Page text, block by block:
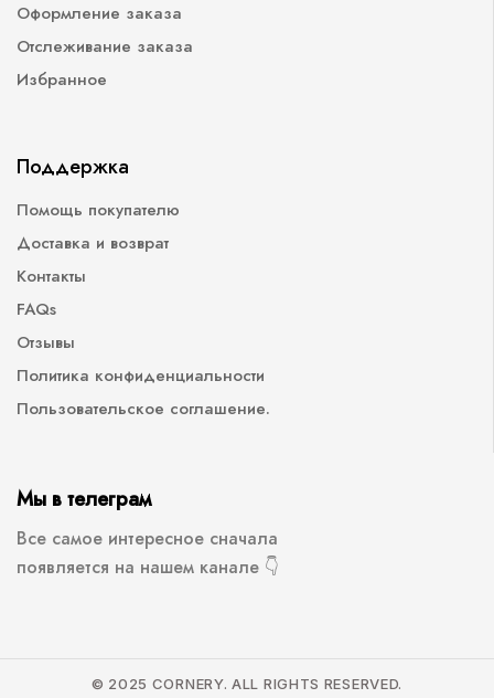
Оформление заказа
Отслеживание заказа
Избранное
Поддержка
Помощь покупателю
Доставка и возврат
Контакты
FAQs
Отзывы
Политика конфиденциальности
Пользовательское соглашение.
Мы в телеграм
Все самое интересное сначала
появляется на нашем канале 👇
© 2025 CORNERY. ALL RIGHTS RESERVED.